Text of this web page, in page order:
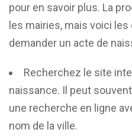
pour en savoir plus. La
les mairies, mais voici
demander un acte de
Recherchez le site
naissance. Il peut
une recherche en ligne
nom de la ville.